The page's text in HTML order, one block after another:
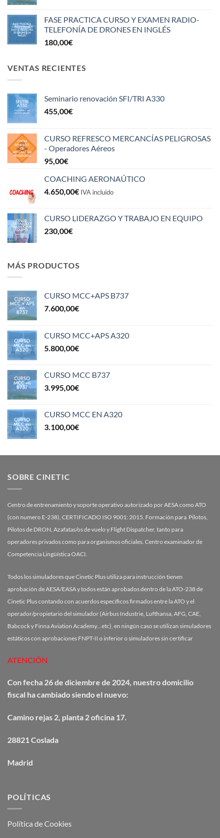
FASE PRACTICA CURSO Y EXAMEN RADIO-
TELEFONÍA DE DRONES EN INGLÉS
180,00€
VENTAS RECIENTES
Seminario renovación SFI/TRI A330
455,00€
CURSO REFRESCO MERCANCÍAS PELIGROSAS
- Operadores Aéreos
95,00€
COACHING AERONAÚTICO
4.650,00€ IVA incluido
CURSO LIDERAZGO Y TRABAJO EN EQUIPO
230,00€
MÁS PRODUCTOS
CURSO MCC+APS B737
7.600,00€
CURSO MCC+APS A320
5.800,00€
CURSO MCC B737
3.995,00€
CURSO MCC EN A320
3.100,00€
SOBRE CINETIC
Centro de entrenamiento y soporte operativo autorizado por AESA como ATO
(con numero E-238), CERTIFICADO ISO 9001: 2015. Formación para Pilotos,
Pilotos de DRON, Azafatas/os de vuelo y Flight Dispatcher, tanto para
operadores privados como para organismos oficiales. Centro examinador de
Competencia Lingüística OACI.
Todos los simuladores que Cinetic Plus utiliza para instrucción tienen
aprobación de AESA/EASA y todos están aprobados dentro de la ATO-238 de
Cinetic Plus contando con acuerdos específicos firmados entre la ATO y el
operador/propietario del simulador (Airbus Industrie, Lufthansa, AFG, CAE,
Babcock y Finna Aviation Academy…etc), en ningún caso se utilizan simuladores
estáticos con aprobaciones FNPT-II o inferior o simuladores sin certificar
ATENCIÓN
Con fecha 26 de diciembre de 2024, nuestro domicilio
fiscal ha cambiado siendo el nuevo:
Camino rejas 2, planta 2 oficina 17.
28821 Coslada
Madrid
POLÍTICAS
Política de Cookies